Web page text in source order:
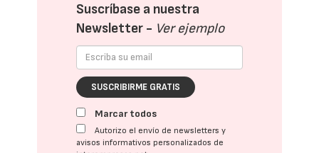
Suscríbase a nuestra
Newsletter - Ver ejemplo
SUSCRIBIRME GRATIS
Marcar todos
Autorizo el envío de newsletters y
avisos informativos personalizados de